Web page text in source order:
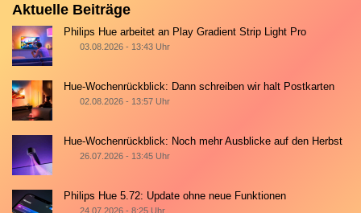
Aktuelle Beiträge
Philips Hue arbeitet an Play Gradient Strip Light Pro
03.08.2026 - 13:43 Uhr
Hue-Wochenrückblick: Dann schreiben wir halt Postkarten
02.08.2026 - 13:57 Uhr
Hue-Wochenrückblick: Noch mehr Ausblicke auf den Herbst
26.07.2026 - 13:45 Uhr
Philips Hue 5.72: Update ohne neue Funktionen
24.07.2026 - 8:25 Uhr